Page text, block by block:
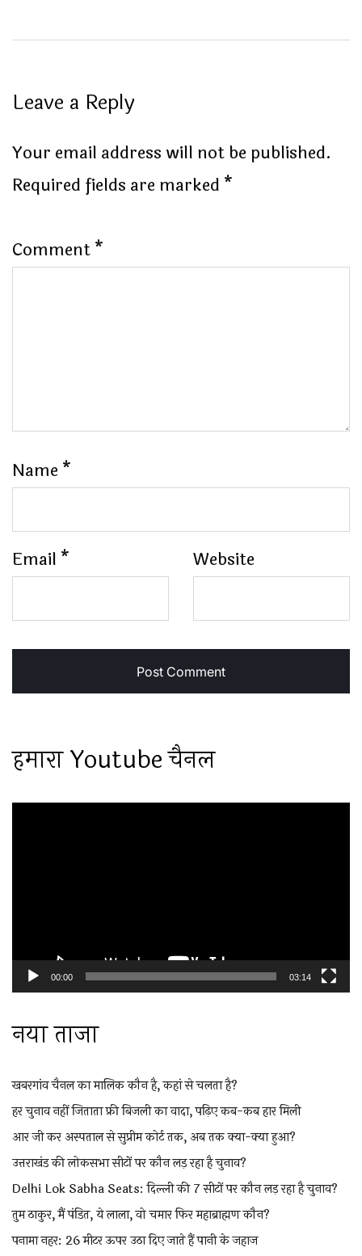
Leave a Reply
Your email address will not be published.
Required fields are marked *
Comment*
Name *
Email * Website
हमारा Youtube चैनल
00:00 03:14
नया ताजा
खबरगांव चैनल का मालिक कौन है, कहां से चलता है?
हर चुनाव नहीं जिताता फ्री बिजली का वादा, पढ़िए कब-कब हार मिली
आर जी कर अस्पताल से सुप्रीम कोर्ट तक, अब तक क्या-क्या हुआ?
उत्तराखंड की लोकसभा सीटों पर कौन लड़ रहा है चुनाव?
Delhi Lok Sabha Seats: दिल्ली की 7 सीटों पर कौन लड़ रहा है चुनाव?
तुम ठाकुर, मैं पंडित, ये लाला, वो चमार फिर महाब्राह्मण कौन?
पनामा नहर: 26 मीटर ऊपर उठा दिए जाते हैं पानी के जहाज